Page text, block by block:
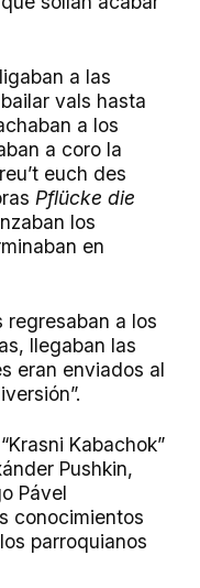
a las
vals hasta
a los
a coro la
euch des
Pflücke die
los
en
a los
llegaban las
eran enviados al
Kabachok”
Pushkin,
Pável
conocimientos
parroquianos